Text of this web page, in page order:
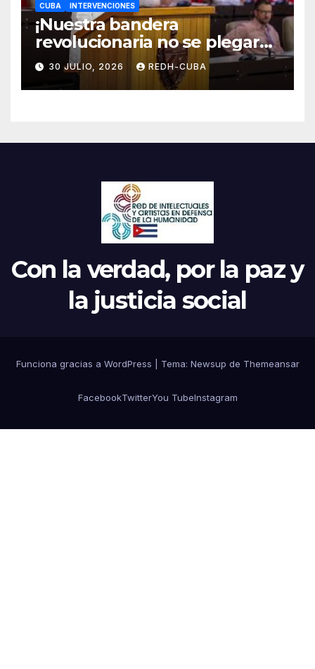
CUBA INTERVENCIONES
¡Nuestra bandera
revolucionaria no se plegará
jamás! Por Bruno Rodríguez
Parrilla
30 JULIO, 2026 REDH-CUBA
Con la verdad, por la paz y
la justicia social
Funciona gracias a WordPress Tema: Newsup de Themeansar
FacebookTwitterYou TubeInstagram